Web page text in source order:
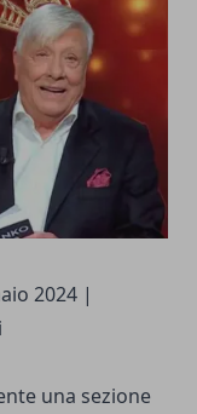
2024 |
una sezione